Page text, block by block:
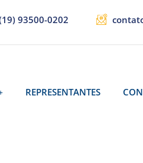
93500-0202
REPRESENTANTES